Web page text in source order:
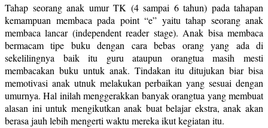
Tahap seorang anak umur TK (4 sampai 6 tahun) pada tahapan
kemampuan membaca pada point “e” yaitu tahap seorang anak
membaca lancar (independent reader stage). Anak bisa membaca
bermacam tipe buku dengan cara bebas orang yang ada di
sekelilingnya baik itu guru ataupun orangtua masih mesti
membacakan buku untuk anak. Tindakan itu ditujukan biar bisa
memotivasi anak utnuk melakukan perbaikan yang sesuai dengan
umurnya. Hal inilah menggerakkan banyak orangtua yang membuat
alasan ini untuk mengikutkan anak buat belajar ekstra, anak akan
berasa jauh lebih mengerti waktu mereka ikut kegiatan itu.